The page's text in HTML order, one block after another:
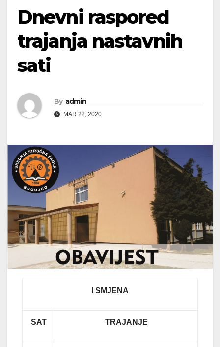
Dnevni raspored
trajanja nastavnih
sati
By admin
MAR 22, 2020
I SMJENA
SAT TRAJANJE